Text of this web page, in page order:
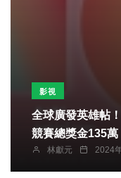
影視
全球廣發英雄帖
競賽總獎金135萬
林獻元 2024